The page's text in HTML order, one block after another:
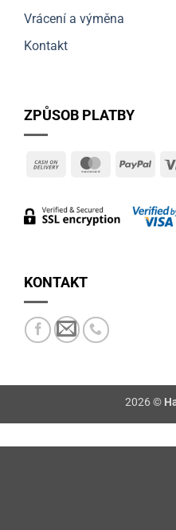
Vrácení a výměna
Kontakt
ZPŮSOB PLATBY
Cash
Delivery
MasterCard
KONTAKT
2026 ©